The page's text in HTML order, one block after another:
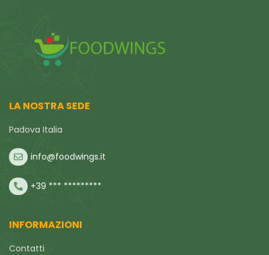
LA NOSTRA SEDE
Padova Italia
info@foodwings.it
+39 *** *********
INFORMAZIONI
Contatti